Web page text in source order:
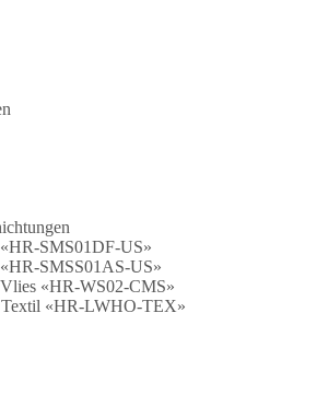
SMS01DF-US»
SMSS01AS-US»
«HR-WS02-CMS»
Textil «HR-LWHO-TEX»